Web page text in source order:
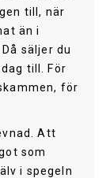
till, när
än i
säljer du
till. För
för
Att
som
i spegeln